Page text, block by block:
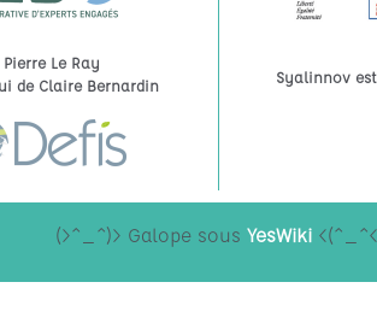
Le Ray
de Claire Bernardin
Syalinnov
(>^_^)> Galope sous YesWiki